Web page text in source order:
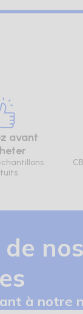
avant
à notre